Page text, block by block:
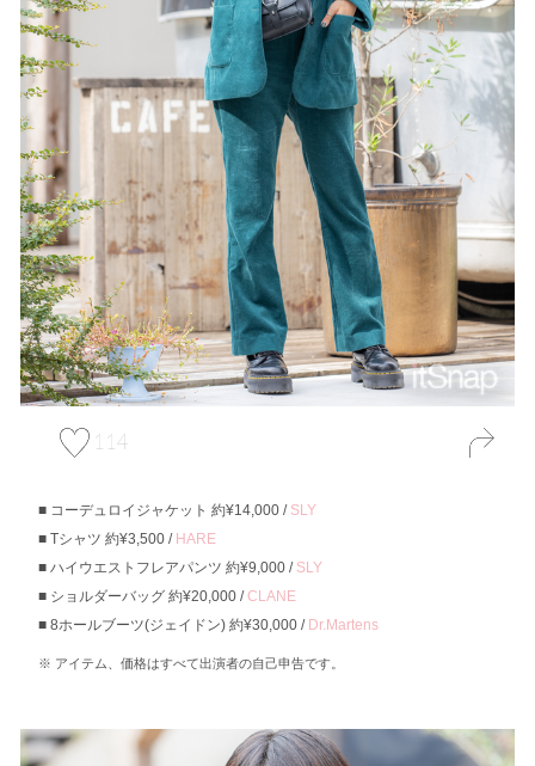
114
コーデュロイジャケット 約¥14,000 / SLY
Tシャツ 約¥3,500 / HARE
ハイウエストフレアパンツ 約¥9,000 / SLY
ショルダーバッグ 約¥20,000 /CLANE
8ホールブーツ(ジェイドン) 約¥30,000 / Dr.Martens
アイテム、価格はすべて出演者の自己申告です。